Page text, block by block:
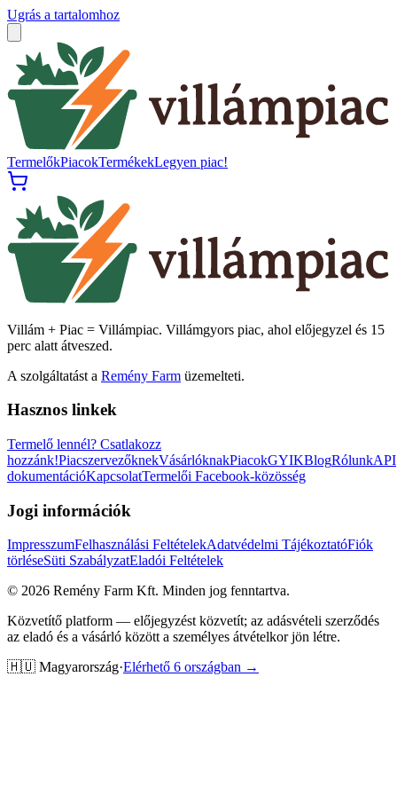
Ugrás a tartalomhoz
TermelőkPiacokTermékekLegyen piac!
Villám + Piac = Villámpiac. Villámgyors piac, ahol előjegyzel és 15
perc alatt átveszed.
A szolgáltatást a Remény Farm üzemelteti.
Hasznos linkek
Termelő lennél? Csatlakozz
hozzánk!PiacszervezőknekVásárlóknakPiacokGYIKBlogRólunkAPI
dokumentációKapcsolatTermelői Facebook-közösség
Jogi információk
ImpresszumFelhasználási FeltételekAdatvédelmi TájékoztatóFiók
törléseSüti SzabályzatEladói Feltételek
© 2026 Remény Farm Kft. Minden jog fenntartva.
Közvetítő platform — előjegyzést közvetít; az adásvételi szerződés
az eladó és a vásárló között a személyes átvételkor jön létre.
🇭🇺 Magyarország·Elérhető 6 országban →